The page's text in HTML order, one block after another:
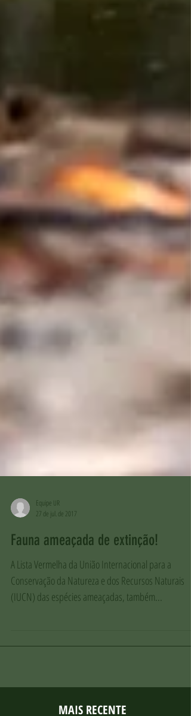
Equipe UR
27 de jul. de 2017
Fauna ameaçada de extinção!
A Lista Vermelha da União Internacional para a